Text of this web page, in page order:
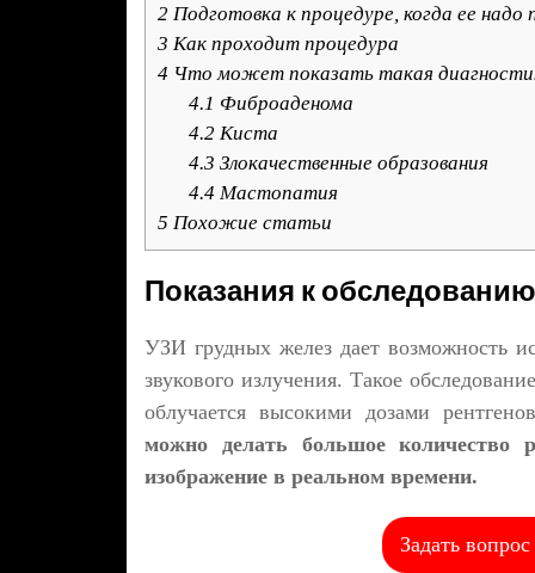
2 Подготовка к процедуре, когда ее надо
3 Как проходит процедура
4 Что может показать такая
4.1 Фиброаденома
4.2 Киста
4.3 Злокачественные образования
4.4 Мастопатия
5 Похожие статьи
Показания к обследованию
УЗИ грудных желез дает возможность
звукового излучения. Такое
облучается высокими дозами
можно делать большое количество
изображение в реальном времени.
Задать